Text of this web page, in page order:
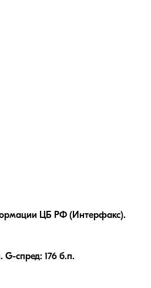
ЦБ РФ (Интерфакс).
G-спред: 176 б.п.